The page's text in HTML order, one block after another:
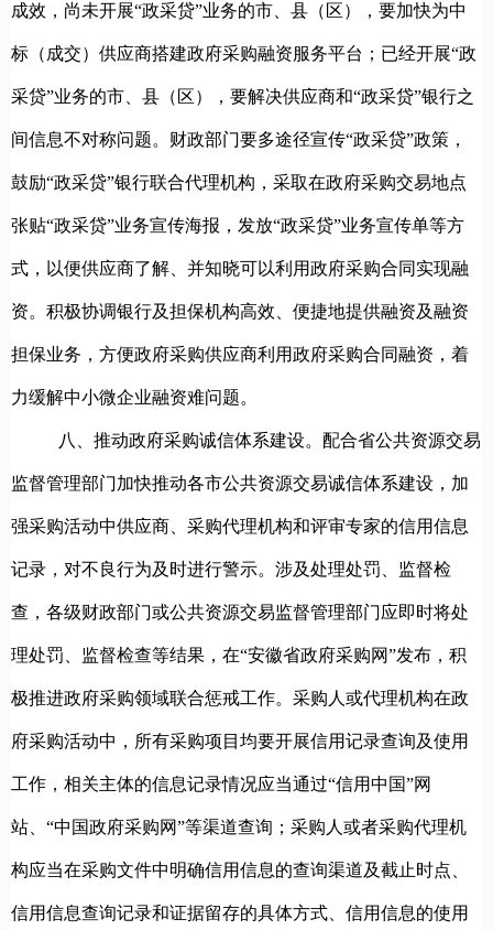
成效，尚未开展“政采贷”业务的市、县（区），要加快为中
标（成交）供应商搭建政府采购融资服务平台；已经开展“政
采贷”业务的市、县（区） ，要解决供应商和“政采贷”银行之
间信息不对称问题。财政部门要多途径宣传“政采贷”政策，
鼓励“政采贷”银行联合代理机构，采取在政府采购交易地点
张贴“政采贷”业务宣传海报，发放“政采贷”业务宣传单等方
式，以便供应商了解、并知晓可以利用政府采购合同实现融
资。积极协调银行及担保机构高效、便捷地提供融资及融资
担保业务，方便政府采购供应商利用政府采购合同融资，着
力缓解中小微企业融资难问题。
八、推动政府采购诚信体系建设。 配合省公共资源交易
监督管理部门加快推动各市公共资源交易诚信体系建设，加
强采购活动中供应商、采购代理机构和评审专家的信用信息
记录，对不良行为及时进行警示。涉及处理处罚、监督检
查，各级财政部门或公共资源交易监督管理部门应即时将处
理处罚、监督检查等结果，在“安徽省政府采购网”发布， 积
极推进政府采购领域联合惩戒工作。采购人或代理机构在政
府采购活动中，所有采购项目均要开展信用记录查询及使用
工作，相关主体的信息记录情况应当通过“信用中国”网
站、“中国政府采购网”等渠道查询；采购人或者采购代理机
构应当在采购文件中明确信用信息的查询渠道及截止时点、
信用信息查询记录和证据留存的具体方式、信用信息的使用